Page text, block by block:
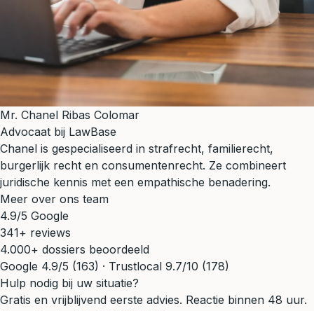
Mr. Chanel Ribas Colomar
Advocaat bij LawBase
Chanel is gespecialiseerd in strafrecht, familierecht,
burgerlijk recht en consumentenrecht. Ze combineert
juridische kennis met een empathische benadering.
Meer over ons team
4.9/5 Google
341+ reviews
4.000+ dossiers beoordeeld
Google 4.9/5 (163) · Trustlocal 9.7/10 (178)
Hulp nodig bij uw situatie?
Gratis en vrijblijvend eerste advies. Reactie binnen 48 uur.